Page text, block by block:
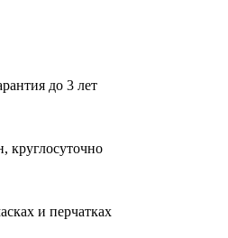
до 3 лет
круглосуточно
и перчатках